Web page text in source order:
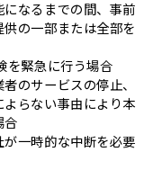
なるまでの間、事前
の一部または全部を
を緊急に行う場合
のサービスの停止、
らない事由により本
合
一時的な中断を必要